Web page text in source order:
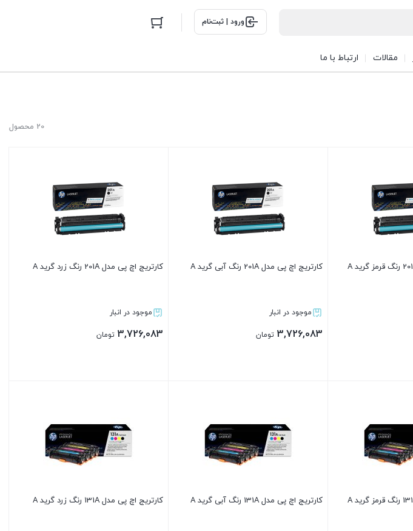
ورود | ثبت‌نام
مقالات ارتباط با ما
20 محصول
کارتریج اچ پی مدل 201A رنگ آبی گرید A
موجود در انبار
3,726,083 تومان
کارتریج اچ پی مدل 201A رنگ زرد گرید A
موجود در انبار
3,726,083 تومان
کارتریج اچ پی مدل 131A رنگ آبی گرید A کارتریج اچ پی مدل 131A رنگ زرد گرید A